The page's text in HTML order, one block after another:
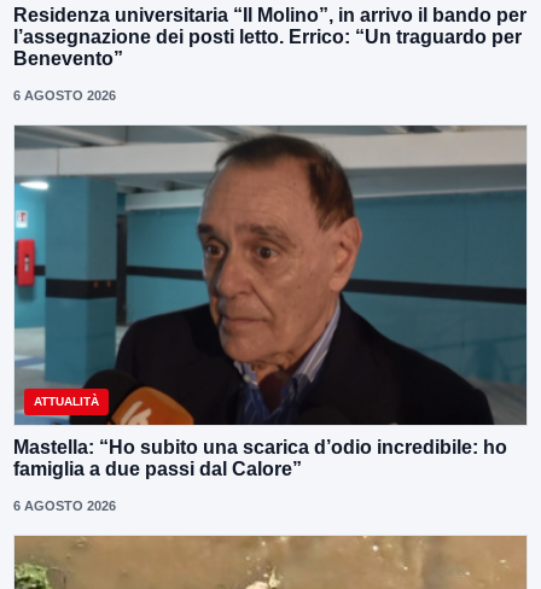
Residenza universitaria “Il Molino”, in arrivo il bando per
l’assegnazione dei posti letto. Errico: “Un traguardo per
Benevento”
6 AGOSTO 2026
ATTUALITÀ
Mastella: “Ho subito una scarica d’odio incredibile: ho
famiglia a due passi dal Calore”
6 AGOSTO 2026